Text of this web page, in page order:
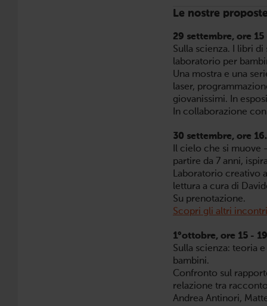
Le nostre
29 settembre, ore
Sulla scienza. I libri
laboratorio per
Una mostra e una
laser,
giovanissimi. In
In collaborazione
30 settembre, ore
Il cielo che si muove
partire da 7 anni,
Laboratorio creativo
lettura a cura di
Su prenotazione.
Scopri gli altri
1°ottobre, ore 15 -
Sulla scienza: teoria
bambini.
Confronto sul
relazione tra
Andrea Antinori,